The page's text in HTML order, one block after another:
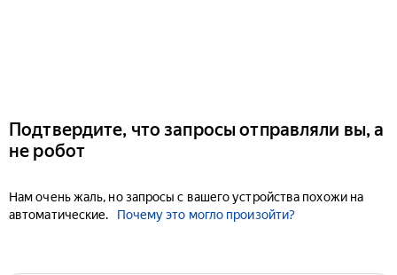
Подтвердите, что запросы отправляли вы, а
не робот
Нам очень жаль, но запросы с вашего устройства похожи на
автоматические.
Почему это могло произойти?